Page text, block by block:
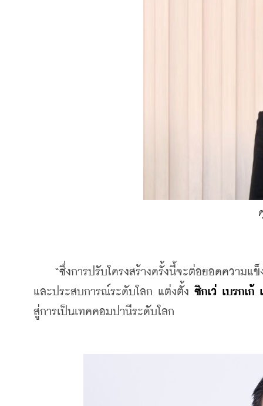
“ซึ่งการปรับโครงสร้างครั้งนี้จะต่อยอดความแ
และประสบการณ์ระดับโลก แต่งตั้ง ซิกเว่ เบรกเก้
สู่การเป็นเทคคอมปานีระดับโลก